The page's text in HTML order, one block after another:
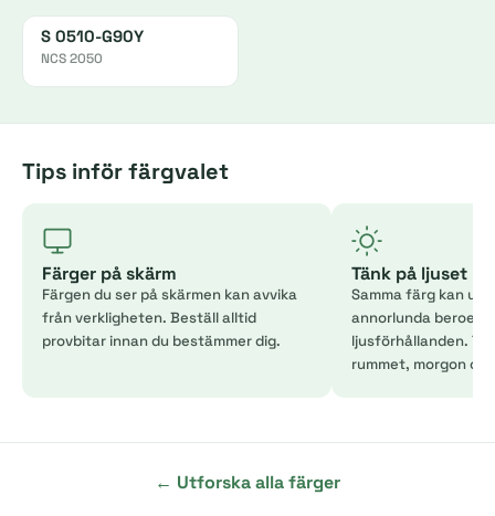
S 0510-G90Y
NCS 2050
Tips inför färgvalet
Färger på skärm
Färgen du ser på skärmen kan avvika
från verkligheten. Beställ alltid
provbitar innan du bestämmer dig.
Tänk på ljuset
Samma färg kan
annorlunda
ljusförhållanden.
rummet, morgon
← Utforska alla färger